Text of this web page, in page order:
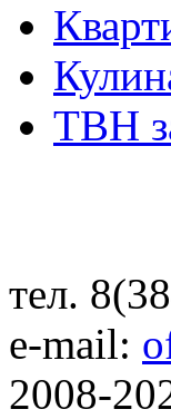
ТВН
тел.
e-mail:
2008-